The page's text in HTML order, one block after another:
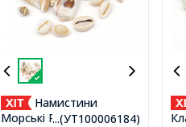
...(УТ100006184)
Намистини
Морські Ракушки